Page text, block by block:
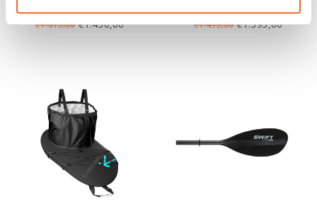
€1.615,00€1.450,00 €1.495,00€1.395,00